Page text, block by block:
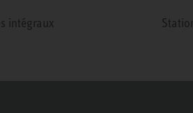
intégraux